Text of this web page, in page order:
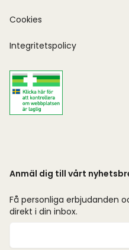
Cookies
Integritetspolicy
Anmäl dig till vårt
Få personliga erbjudanden
direkt i din inbox.